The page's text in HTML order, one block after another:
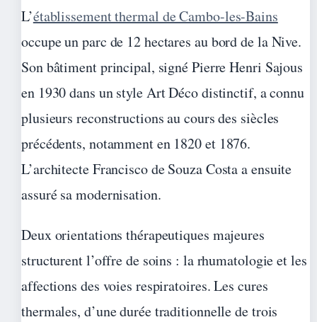
L’établissement thermal de Cambo-les-Bains
occupe un parc de 12 hectares au bord de la Nive.
Son bâtiment principal, signé Pierre Henri Sajous
en 1930 dans un style Art Déco distinctif, a connu
plusieurs reconstructions au cours des siècles
précédents, notamment en 1820 et 1876.
L’architecte Francisco de Souza Costa a ensuite
assuré sa modernisation.
Deux orientations thérapeutiques majeures
structurent l’offre de soins : la rhumatologie et les
affections des voies respiratoires. Les cures
thermales, d’une durée traditionnelle de trois